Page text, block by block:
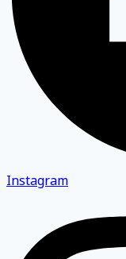
Instagram